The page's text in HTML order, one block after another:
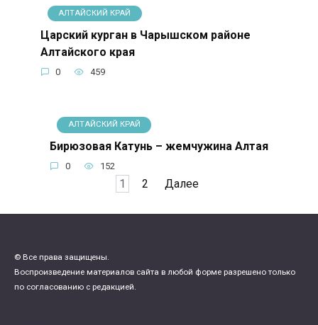
АЛТАЙСКИЙ КРАЙ
Царский курган в Чарышском районе
Алтайского края
0 459
АЛТАЙСКИЙ КРАЙ
Бирюзовая Катунь – жемчужина Алтая
0 152
1 2 Далее
© Все права защищены.
Воспроизведение материалов сайта в любой форме разрешено только
по согласованию с редакцией.